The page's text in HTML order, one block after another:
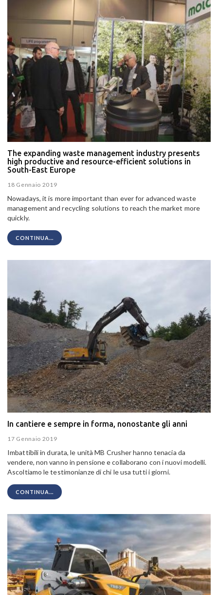
The expanding waste management industry presents
high productive and resource-efficient solutions in
South-East Europe
18 Gennaio 2019
Nowadays, it is more important than ever for advanced waste
management and recycling solutions to reach the market more
quickly.
CONTINUA...
In cantiere e sempre in forma, nonostante gli anni
17 Gennaio 2019
Imbattibili in durata, le unità MB Crusher hanno tenacia da
vendere, non vanno in pensione e collaborano con i nuovi modelli.
Ascoltiamo le testimonianze di chi le usa tutti i giorni.
CONTINUA...